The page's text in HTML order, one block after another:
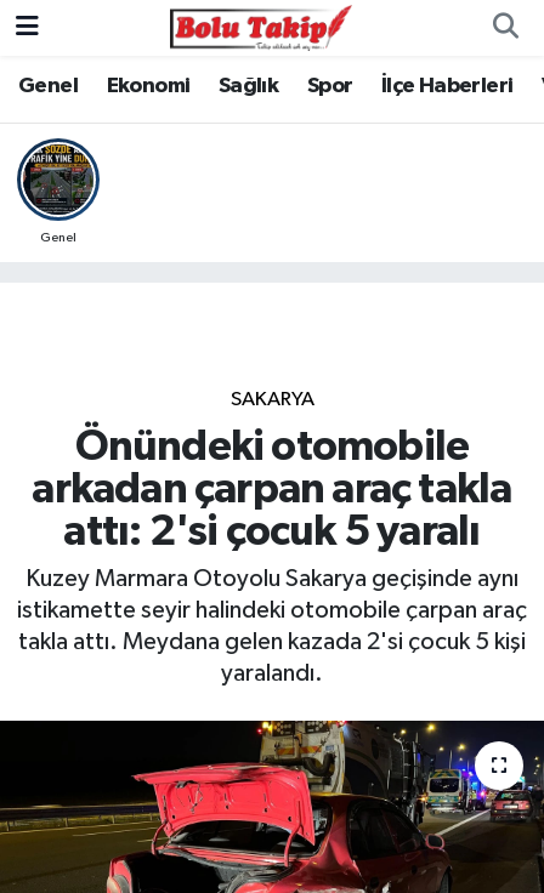
Genel Ekonomi Sağlık Spor İlçe Haberleri
Genel
SAKARYA
Önündeki otomobile
arkadan çarpan araç takla
attı: 2'si çocuk 5 yaralı
Kuzey Marmara Otoyolu Sakarya geçişinde aynı
istikamette seyir halindeki otomobile çarpan araç
takla attı. Meydana gelen kazada 2'si çocuk 5 kişi
yaralandı.